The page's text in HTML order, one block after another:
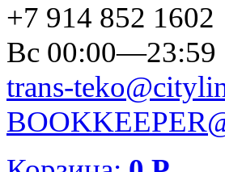
+7 914 852 1602
Вс 00:00—23:59
trans-